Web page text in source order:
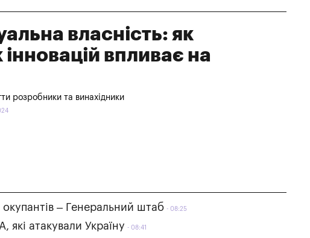
власність: як
впливає на
розробники та винахідники
– Генеральний штаб 08:25
атакували Україну 08:41